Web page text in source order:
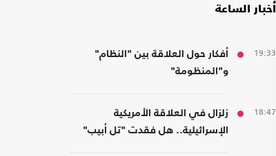
أخبار الساعة
19:33
أفكار حول العلاقة بين "النظام"
و"المنظومة"
18:47
زلزال في العلاقة الأمريكية
الإسرائيلية.. هل فقدت "تل أبيب"